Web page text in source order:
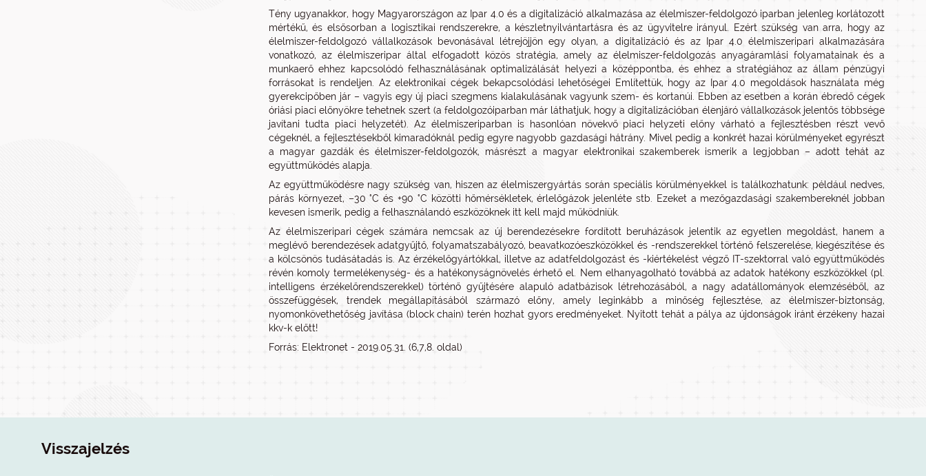
Tény ugyanakkor, hogy Magyarországon az Ipar 4.0 és a digitalizáció alkalmazása az élelmiszer-feldolgozó iparban jelenleg korlátozott
mértékű, és elsősorban a logisztikai rendszerekre, a készletnyilvántartásra és az ügyvitelre irányul. Ezért szükség van arra, hogy az
élelmiszer-feldolgozó vállalkozások bevonásával létrejöjjön egy olyan, a digitalizáció és az Ipar 4.0 élelmiszeripari alkalmazására
vonatkozó, az élelmiszeripar által elfogadott közös stratégia, amely az élelmiszer-feldolgozás anyagáramlási folyamatainak és a
munkaerő ehhez kapcsolódó felhasználásának optimalizálását helyezi a középpontba, és ehhez a stratégiához az állam pénzügyi
forrásokat is rendeljen. Az elektronikai cégek bekapcsolódási lehetőségei Említettük, hogy az Ipar 4.0 megoldások használata még
gyerekcipőben jár – vagyis egy új piaci szegmens kialakulásának vagyunk szem- és kortanúi. Ebben az esetben a korán ébredő cégek
óriási piaci előnyökre tehetnek szert (a feldolgozóiparban már láthatjuk, hogy a digitalizációban élenjáró vállalkozások jelentős többsége
javítani tudta piaci helyzetét). Az élelmiszeriparban is hasonlóan növekvő piaci helyzeti előny várható a fejlesztésben részt vevő
cégeknél, a fejlesztésekből kimaradóknál pedig egyre nagyobb gazdasági hátrány. Mivel pedig a konkrét hazai körülményeket egyrészt
a magyar gazdák és élelmiszer-feldolgozók, másrészt a magyar elektronikai szakemberek ismerik a legjobban – adott tehát az
együttműködés alapja.
Az együttműködésre nagy szükség van, hiszen az élelmiszergyártás során speciális körülményekkel is találkozhatunk: például nedves,
párás környezet, –30 °C és +90 °C közötti hőmérsékletek, érlelőgázok jelenléte stb. Ezeket a mezőgazdasági szakembereknél jobban
kevesen ismerik, pedig a felhasználandó eszközöknek itt kell majd működniük.
Az élelmiszeripari cégek számára nemcsak az új berendezésekre fordított beruházások jelentik az egyetlen megoldást, hanem a
meglévő berendezések adatgyűjtő, folyamatszabályozó, beavatkozóeszközökkel és -rendszerekkel történő felszerelése, kiegészítése és
a kölcsönös tudásátadás is. Az érzékelőgyártókkal, illetve az adatfeldolgozást és -kiértékelést végző IT-szektorral való együttműködés
révén komoly termelékenység- és a hatékonyságnövelés érhető el. Nem elhanyagolható továbbá az adatok hatékony eszközökkel (pl.
intelligens érzékelőrendszerekkel) történő gyűjtésére alapuló adatbázisok létrehozásából, a nagy adatállományok elemzéséből, az
összefüggések, trendek megállapításából származó előny, amely leginkább a minőség fejlesztése, az élelmiszer-biztonság,
nyomonkövethetőség javítása (block chain) terén hozhat gyors eredményeket. Nyitott tehát a pálya az újdonságok iránt érzékeny hazai
kkv-k előtt!
Forrás: Elektronet - 2019.05.31. (6,7,8. oldal)
Visszajelzés